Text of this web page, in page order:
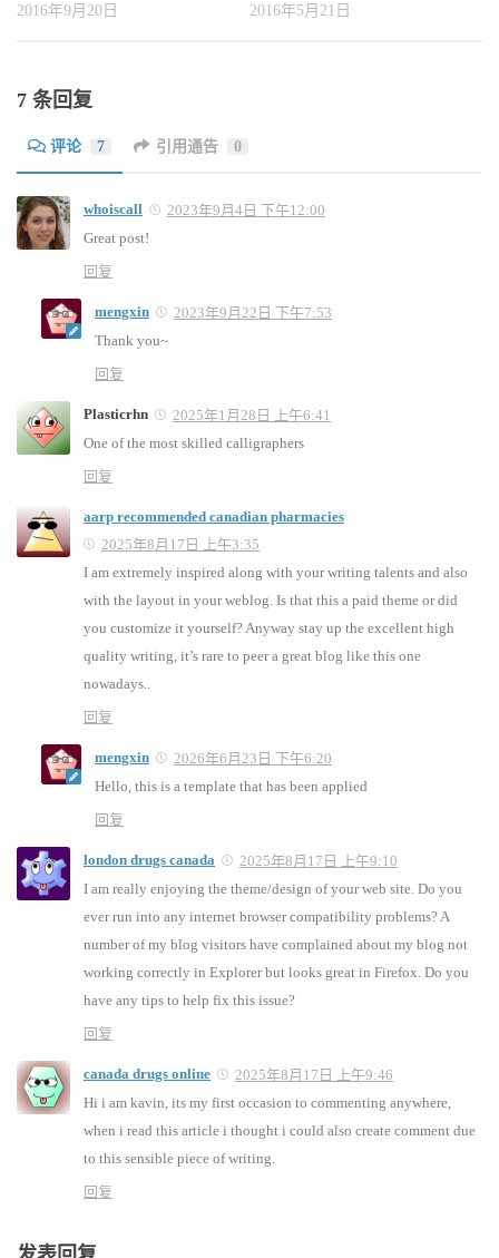
2016年9月20日 2016年5月21日
7 条回复
评论 7 引用通告 0
whoiscall
2023年9月4日 下午12:00
Great post!
回复
mengxin
2023年9月22日 下午7:53
Thank you~
回复
Plasticrhn
2025年1月28日 上午6:41
One of the most skilled calligraphers
回复
aarp recommended canadian pharmacies
2025年8月17日 上午3:35
I am extremely inspired along with your writing talents and also
with the layout in your weblog. Is that this a paid theme or did
you customize it yourself? Anyway stay up the excellent high
quality writing, it’s rare to peer a great blog like this one
nowadays..
回复
mengxin
2026年6月23日 下午6:20
Hello, this is a template that has been applied
回复
london drugs canada
2025年8月17日 上午9:10
I am really enjoying the theme/design of your web site. Do you
ever run into any internet browser compatibility problems? A
number of my blog visitors have complained about my blog not
working correctly in Explorer but looks great in Firefox. Do you
have any tips to help fix this issue?
回复
canada drugs online
2025年8月17日 上午9:46
Hi i am kavin, its my first occasion to commenting anywhere,
when i read this article i thought i could also create comment due
to this sensible piece of writing.
回复